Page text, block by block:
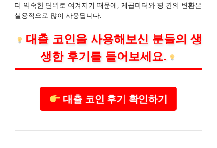
더 익숙한 단위로 여겨지기 때문에, 제곱미터와 평 간의 변환은
실용적으로 많이 사용됩니다.
대출 코인을 사용해보신 분들의 생
생한 후기를 들어보세요.
대출 코인 후기 확인하기